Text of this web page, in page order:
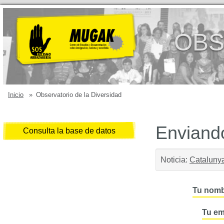
Inicio » Observatorio de la Diversidad
Consulta la base de datos
Noticia:
Tu
Tu